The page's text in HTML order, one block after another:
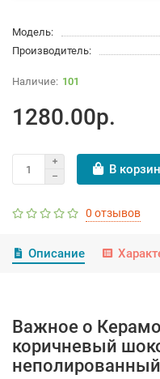
Модель:
Производитель:
101
1280.00р.
В
0 отзывов
Описание
Важное о
коричневый